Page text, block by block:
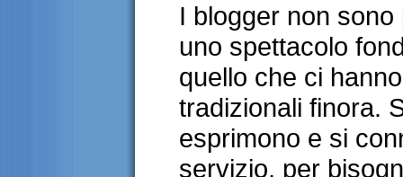
I blogger non
uno spettacolo
quello che ci
tradizionali finora.
esprimono e si
servizio, per